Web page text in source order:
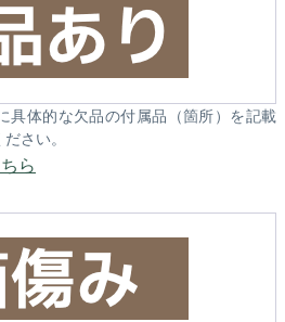
具体的な欠品の付属品（箇所）を記載
さい。
ら